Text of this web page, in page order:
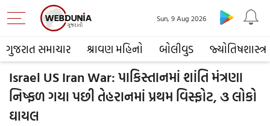
ગુજરાત સમાચાર શ્રાવણ મહિનો બોલીવુડ જ્યોતિષશાસ્ત્ર
Sun, 9 Aug 2026
Israel US Iran War: પાકિસ્તાનમાં શાંતિ મંત્રણા
નિષ્ફળ ગયા પછી તેહરાનમાં પ્રથમ વિસ્ફોટ, ૩ લોકો
ઘાયલ